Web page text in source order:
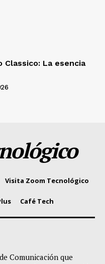
La esencia
Visita Zoom Tecnológico
Café Tech
Comunicación que